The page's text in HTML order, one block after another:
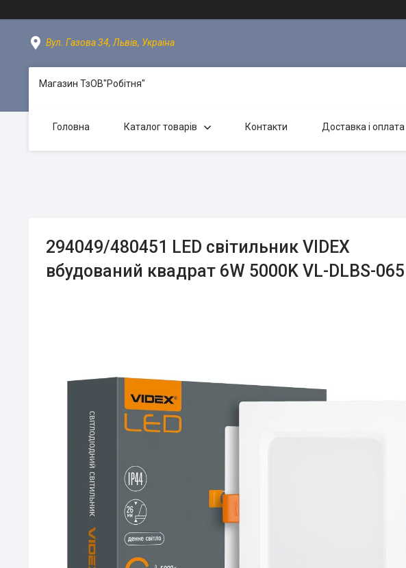
Вул. Газова 34, Львів, Україна
Магазин ТзОВ"Робітня"
Головна Каталог товарів Контакти Доставка і оплата
294049/480451 LED світильник VIDEX
вбудований квадрат 6W 5000K VL-DLBS-065